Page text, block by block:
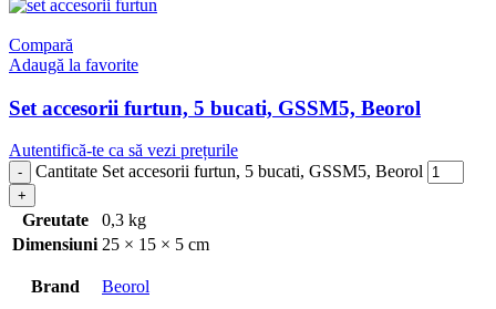
Compară
Adaugă la favorite
Set accesorii furtun, 5 bucati, GSSM5, Beorol
Autentifică-te ca să vezi prețurile
Cantitate Set accesorii furtun, 5 bucati, GSSM5, Beorol
Greutate
0,3 kg
Dimensiuni 25 × 15 × 5 cm
Brand Beorol